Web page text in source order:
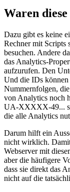
Waren
Dazu gibt es keine
Rechner mit Scripts
besuchen. Andere
das Analytics-
aufzurufen. Den
Und die IDs können
Nummernfolgen,
von Analytics noch
UA-XXXXX-49...
die alle Analytics
Darum hilft ein
nicht wirklich.
Webserver mit
aber die häufigere
dass sie direkt das
nicht auf die